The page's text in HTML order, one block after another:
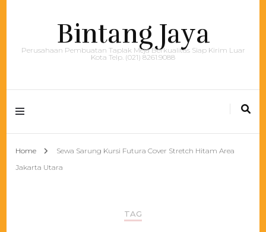
Bintang Jaya
Perusahaan Pembuatan Taplak Meja Berkualitas Siap Kirim Luar
Kota Telp. (021) 8261.9088
Home
Sewa Sarung Kursi Futura Cover Stretch Hitam Area
Jakarta Utara
TAG